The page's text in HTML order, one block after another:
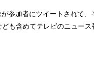
参加者にツイートされて
も含めてテレビのニュース